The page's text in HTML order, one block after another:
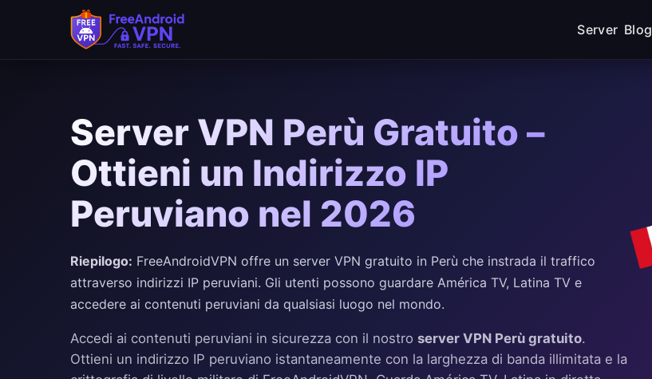
Server Blog
Server VPN Perù Gratuito –
Ottieni un Indirizzo IP
Peruviano nel 2026
Riepilogo: FreeAndroidVPN offre un server VPN gratuito in Perù che instrada il traffico
attraverso indirizzi IP peruviani. Gli utenti possono guardare América TV, Latina TV e
accedere ai contenuti peruviani da qualsiasi luogo nel mondo.
Accedi ai contenuti peruviani in sicurezza con il nostro server VPN Perù gratuito.
Ottieni un indirizzo IP peruviano istantaneamente con la larghezza di banda illimitata e la